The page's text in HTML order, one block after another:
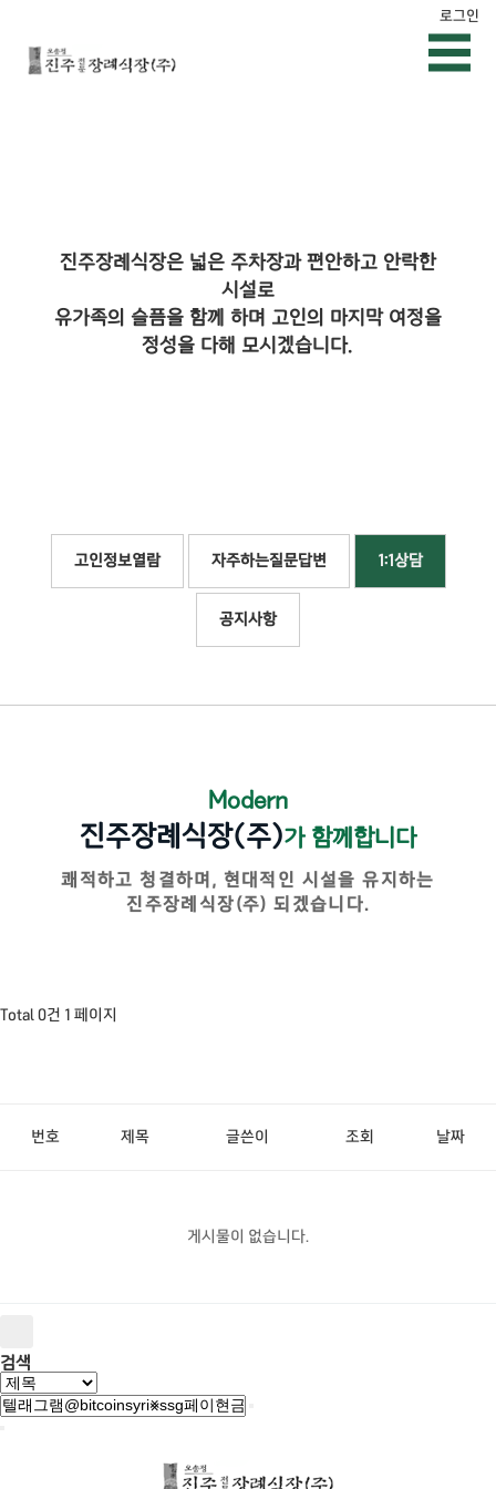
로그인
진주장례식장은 넓은 주차장과 편안하고 안락한
시설로
유가족의 슬픔을 함께 하며 고인의 마지막 여정을
정성을 다해 모시겠습니다.
고인정보열람 자주하는질문답변 1:1상담
공지사항
Modern
진주장례식장(주)가 함께합니다
쾌적하고 청결하며, 현대적인 시설을 유지하는
진주장례식장(주) 되겠습니다.
Total 0건 1 페이지
번호 제목 글쓴이 조회 날짜
게시물이 없습니다.
검색